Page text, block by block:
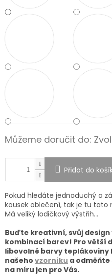
Můžeme doručit do:
Přidat do
Pokud hledáte jednoduchý a
kousek oblečení, tak je tu tato
Má veliký lodičkový výstřih...
Buďte kreativní, svůj
kombinací barev! Pro větší
libovolné barvy teplákoviny
našeho vzorníku a
na míru jen pro Vás.